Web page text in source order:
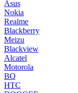
Asus
Nokia
Realme
Blackberry
Meizu
Blackview
Alcatel
Motorola
BQ
HTC